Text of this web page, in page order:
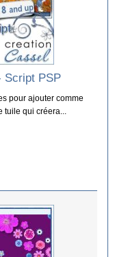
Script PSP
pour ajouter comme
qui créera...